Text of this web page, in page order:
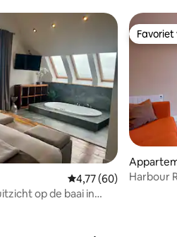
Gemiddelde
4,77 (60)
op de baai in
Harbour